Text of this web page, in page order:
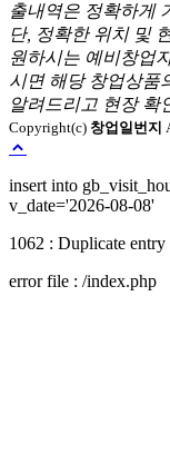
출내역은 정확하게
단, 정확한 위치 및
원하시는 예비창업
시면 해당 창업상품
알려드리고 현장 확
Copyright(c) 창업일번지
insert into
v_date='2026-08-08'
1062 : Duplicate
error file : /index.php